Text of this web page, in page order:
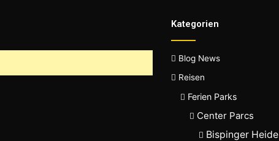
Kategorien
Blog News
Reisen
Ferien Parks
Center Parcs
Bispinger Heide